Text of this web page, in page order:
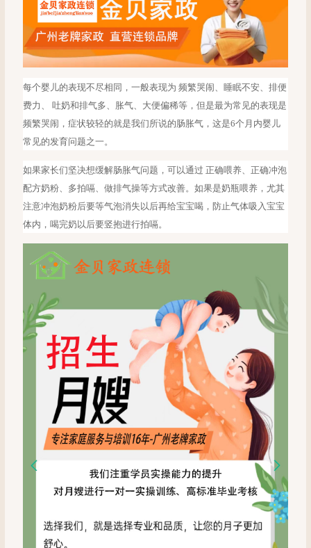
每个婴儿的表现不尽相同，一般表现为 频繁哭闹、睡眠不安、排便
费力、 吐奶和排气多、胀气、大便偏稀等，但是最为常见的表现是
频繁哭闹，症状较轻的就是我们所说的肠胀气，这是6个月内婴儿
常见的发育问题之一。
如果家长们坚决想缓解肠胀气问题，可以通过 正确喂养、正确冲泡
配方奶粉、多拍嗝、做排气操等方式改善。如果是奶瓶喂养，尤其
注意冲泡奶粉后要等气泡消失以后再给宝宝喝，防止气体吸入宝宝
体内，喝完奶以后要竖抱进行拍嗝。